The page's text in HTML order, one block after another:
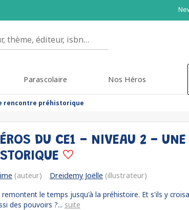
Parascolaire Nos Héros
rencontre préhistorique
DU CE1 - NIVEAU 2 - UNE
(auteur) Dreidemy Joëlle (illustrateur)
remontent le temps jusqu'à la préhistoire. Et s'ils y
des pouvoirs ?... suite